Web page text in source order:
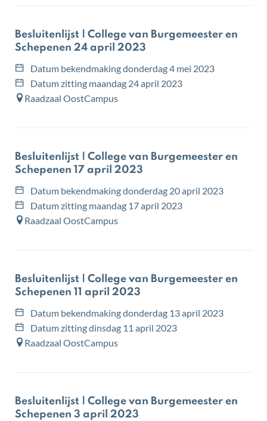
Besluitenlijst | College van Burgemeester en
Schepenen 24 april 2023
Datum bekendmakingdonderdag 4 mei 2023
Datum zitting maandag 24 april 2023
Raadzaal OostCampus
Besluitenlijst | College van Burgemeester en
Schepenen 17 april 2023
Datum bekendmakingdonderdag 20 april 2023
Datum zitting maandag 17 april 2023
Raadzaal OostCampus
Besluitenlijst | College van Burgemeester en
Schepenen 11 april 2023
Datum bekendmakingdonderdag 13 april 2023
Datum zittingdinsdag 11 april 2023
Raadzaal OostCampus
Besluitenlijst | College van Burgemeester en
Schepenen 3 april 2023